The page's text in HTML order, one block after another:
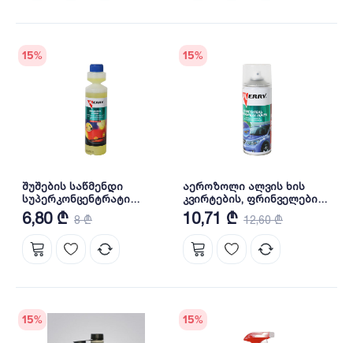
15%
შუშების საწმენდი
სუპერკონცენტრატი
ლიმონის სურნელით (270
მლ) KR-338
6,80 ₾ 8 ₾
15%
აეროზოლი ალვის ხის
კვირტების, ფრინველებისა
და მწერების კვალის
მოსაშორებელი ხსნარი
(520 მლ) KR-932
10,71 ₾ 12,60 ₾
15% 15%